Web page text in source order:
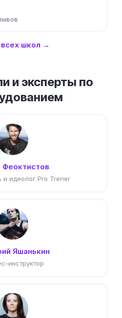
школ →
и эксперты по
Феоктистов
и идеолог Pro Trener
Яшанькин
инструктор